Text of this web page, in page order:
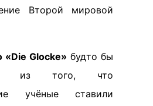
Второй мировой
«Die Glocke» будто бы
из того, что
учёные ставили